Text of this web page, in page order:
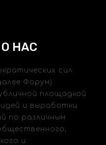
О НАС
сил
Форум)
площадкой
идей и выработки
по различным
и